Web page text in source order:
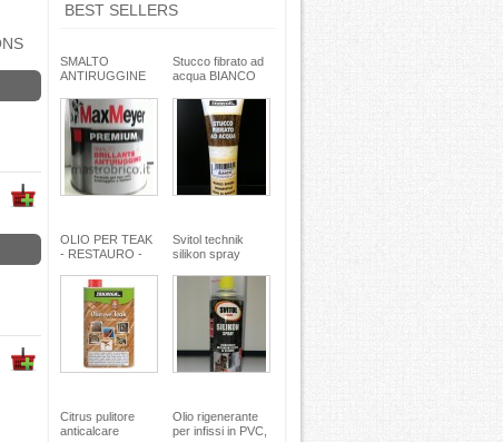
BEST SELLERS
SMALTO
ANTIRUGGINE
gel - non cola -
Max Meyer
Stucco fibrato ad
acqua BIANCO
riempitivo non si
spacca -
TEKNICA
OLIO PER TEAK
- RESTAURO -
di oli pregiati -
MaxMeyer -
TEKNICA
Svitol technik
silikon spray
Citrus pulitore
anticalcare
Olio rigenerante
per infissi in PVC,